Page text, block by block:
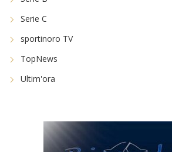
Serie C
sportinoro TV
TopNews
Ultim'ora